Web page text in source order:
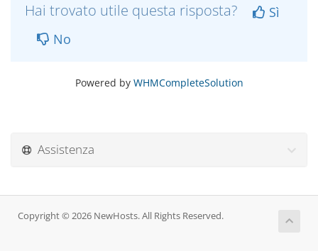
Hai trovato utile questa risposta?
Sì
No
Powered by WHMCompleteSolution
Assistenza
Copyright © 2026 NewHosts. All Rights Reserved.